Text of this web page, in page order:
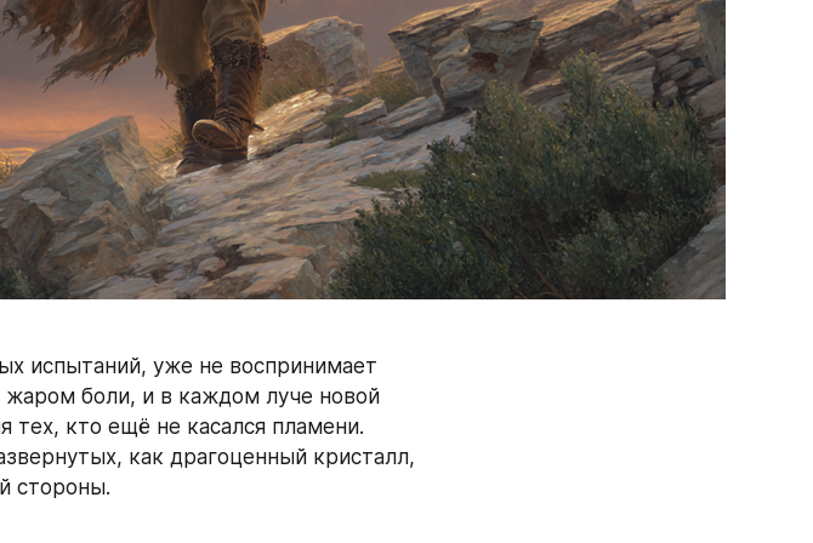
испытаний, уже не воспринимает
жаром боли, и в каждом луче новой
тех, кто ещё не касался пламени.
как драгоценный кристалл,
стороны.